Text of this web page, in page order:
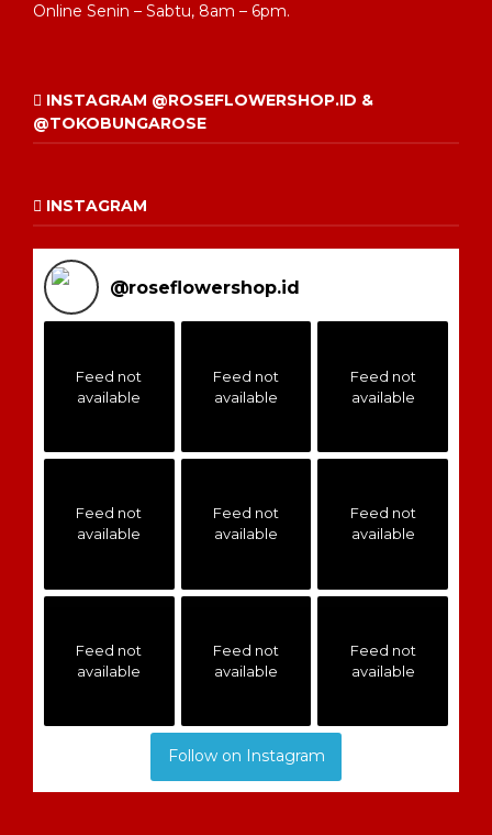
Online Senin – Sabtu, 8am – 6pm.
INSTAGRAM @ROSEFLOWERSHOP.ID &
@TOKOBUNGAROSE
INSTAGRAM
@roseflowershop.id
Feed not
available
Feed not
available
Feed not
available
Feed not
available
Feed not
available
Feed not
available
Feed not
available
Feed not
available
Feed not
available
Follow on Instagram